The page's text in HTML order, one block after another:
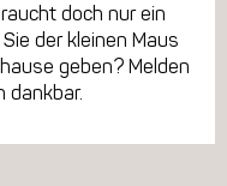
doch nur ein
der kleinen Maus
geben? Melden
dankbar.